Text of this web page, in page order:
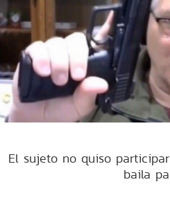
El sujeto no quiso
baila